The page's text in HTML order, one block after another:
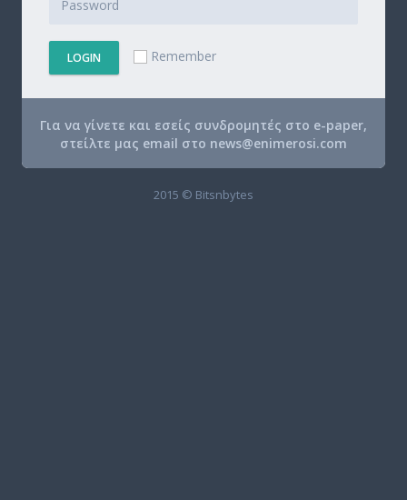
LOGIN Remember
Για να γίνετε και εσείς συνδρομητές στο e-paper,
στείλτε μας email στο news@enimerosi.com
2015 © Bitsnbytes